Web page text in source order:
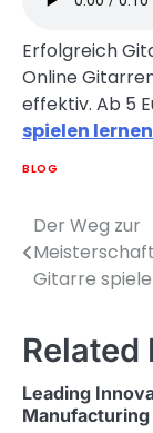
Erfolgreich
Online
effektiv. Ab 5
spielen lernen
BLOG
Post
Der Weg zur
Gitarre
Related
Leading
Manufacturing